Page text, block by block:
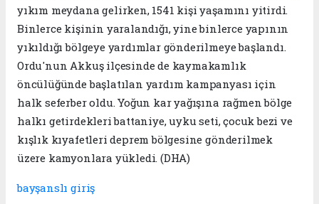
yıkım meydana gelirken, 1541 kişi yaşamını yitirdi.
Binlerce kişinin yaralandığı, yine binlerce yapının
yıkıldığı bölgeye yardımlar gönderilmeye başlandı.
Ordu'nun Akkuş ilçesinde de kaymakamlık
öncülüğünde başlatılan yardım kampanyası için
halk seferber oldu. Yoğun kar yağışına rağmen bölge
halkı getirdekleri battaniye, uyku seti, çocuk bezi ve
kışlık kıyafetleri deprem bölgesine gönderilmek
üzere kamyonlara yükledi. (DHA)
bayşanslı giriş